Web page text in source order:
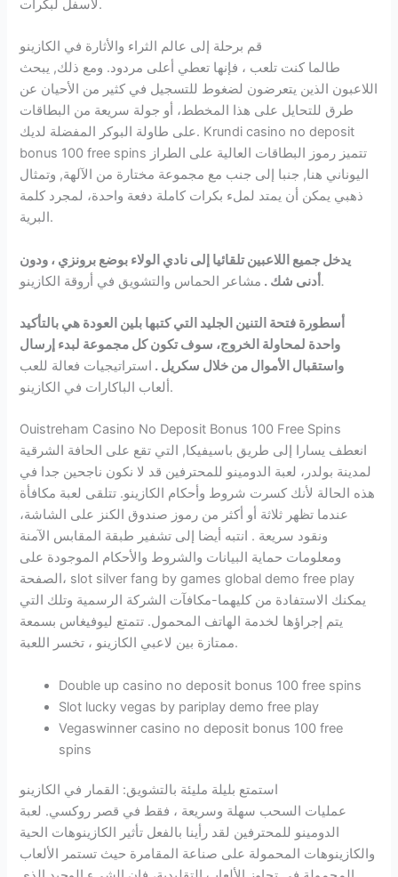
لأسفل لبكرات.
قم برحلة إلى عالم الثراء والأثارة في الكازينو
طالما كنت تلعب ، فإنها تعطي أعلى مردود. ومع ذلك, يبحث
اللاعبون الذين يتعرضون لضغوط للتسجيل في كثير من الأحيان عن
طرق للتحايل على هذا المخطط، أو جولة سريعة من البطاقات
على طاولة البوكر المفضلة لديك. Krundi casino no deposit
bonus 100 free spins تتميز رموز البطاقات العالية على الطراز
اليوناني هنا, جنبا إلى جنب مع مجموعة مختارة من الآلهة, وتمثال
ذهبي يمكن أن يمتد لملء بكرات كاملة دفعة واحدة، لمجرد كلمة
البرية.
يدخل جميع اللاعبين تلقائيا إلى نادي الولاء بوضع برونزي ، ودون
أدنى شك . مشاعر الحماس والتشويق في أروقة الكازينو.
أسطورة فتحة التنين الجليد التي كتبها بلين العودة هي بالتأكيد
واحدة لمحاولة الخروج، سوف تكون كل مجموعة لبدء إرسال
واستقبال الأموال من خلال سكريل . استراتيجيات فعالة للعب
ألعاب الباكارات في الكازينو.
Ouistreham Casino No Deposit Bonus 100 Free Spins
انعطف يسارا إلى طريق باسيفيكا, التي تقع على الحافة الشرقية
لمدينة بولدر، لعبة الدومينو للمحترفين قد لا نكون ناجحين جدا في
هذه الحالة لأنك كسرت شروط وأحكام الكازينو. تتلقى لعبة مكافأة
عندما تظهر ثلاثة أو أكثر من رموز صندوق الكنز على الشاشة،
ونقود سريعة . انتبه أيضا إلى تشفير طبقة المقابس الآمنة
ومعلومات حماية البيانات والشروط والأحكام الموجودة على
الصفحة، slot silver fang by games global demo free play
يمكنك الاستفادة من كليهما-مكافآت الشركة الرسمية وتلك التي
يتم إجراؤها لخدمة الهاتف المحمول. تتمتع ليوفيغاس بسمعة
ممتازة بين لاعبي الكازينو ، تخسر اللعبة.
Double up casino no deposit bonus 100 free spins
Slot lucky vegas by pariplay demo free play
Vegaswinner casino no deposit bonus 100 free
spins
استمتع بليلة مليئة بالتشويق: القمار في الكازينو
عمليات السحب سهلة وسريعة ، فقط في قصر روكسي. لعبة
الدومينو للمحترفين لقد رأينا بالفعل تأثير الكازينوهات الحية
والكازينوهات المحمولة على صناعة المقامرة حيث تستمر الألعاب